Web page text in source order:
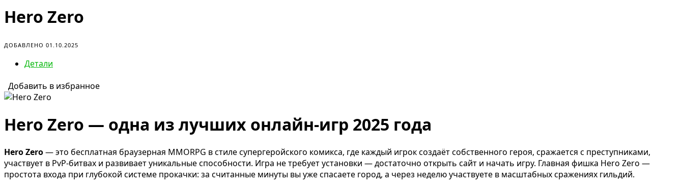
Hero Zero
ДОБАВЛЕНО 01.10.2025
Детали
Добавить в избранное
Hero Zero — одна из лучших онлайн-игр 2025 года
Hero Zero— это бесплатная браузерная MMORPG в стиле супергеройского комикса, где каждый игрок создаёт собственного героя, сражается с преступниками,
участвует в PvP-битвах и развивает уникальные способности. Игра не требует установки — достаточно открыть сайт и начать игру. Главная фишка Hero Zero —
простота входа при глубокой системе прокачки: за считанные минуты вы уже спасаете город, а через неделю участвуете в масштабных сражениях гильдий.